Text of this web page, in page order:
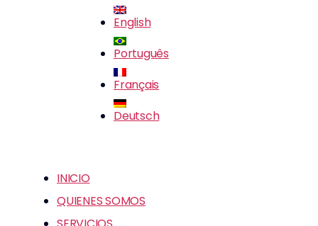
English
Português
Français
Deutsch
INICIO
QUIENES SOMOS